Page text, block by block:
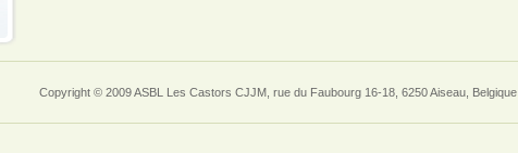
Copyright © 2009 ASBL Les Castors CJJM, rue du Faubourg 16-18, 6250 Aiseau, Belgique